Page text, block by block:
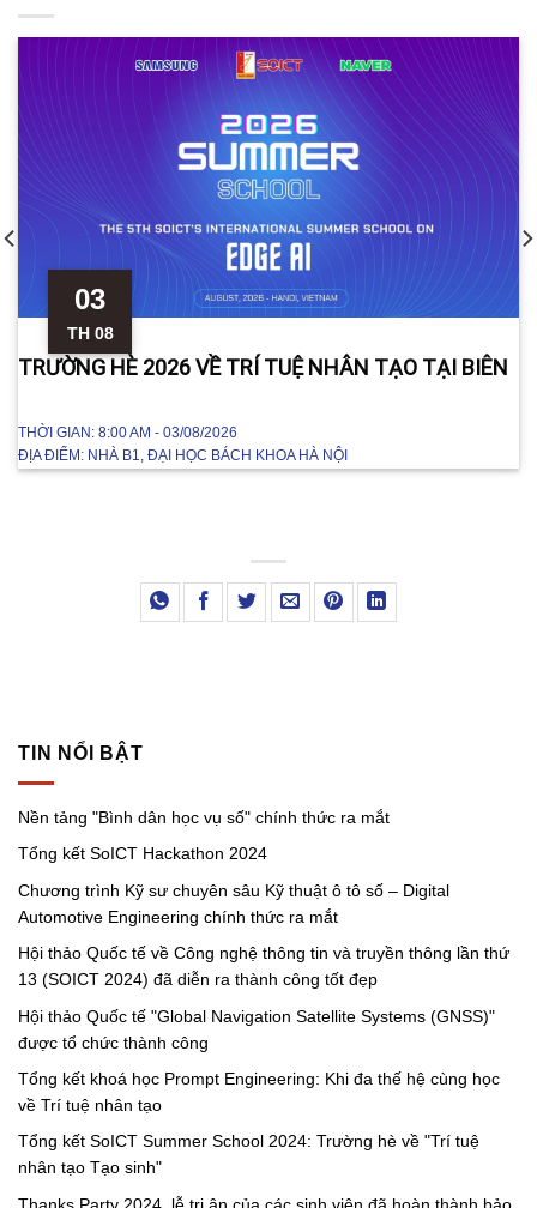
03
TH 08
TRƯỜNG HÈ 2026 VỀ TRÍ TUỆ NHÂN TẠO TẠI BIÊN
THỜI GIAN: 8:00 AM - 03/08/2026
ĐỊA ĐIỂM: NHÀ B1, ĐẠI HỌC BÁCH KHOA HÀ NỘI
TIN NỔI BẬT
Nền tảng "Bình dân học vụ số" chính thức ra mắt
Tổng kết SoICT Hackathon 2024
Chương trình Kỹ sư chuyên sâu Kỹ thuật ô tô số – Digital
Automotive Engineering chính thức ra mắt
Hội thảo Quốc tế về Công nghệ thông tin và truyền thông lần thứ
13 (SOICT 2024) đã diễn ra thành công tốt đẹp
Hội thảo Quốc tế "Global Navigation Satellite Systems (GNSS)"
được tổ chức thành công
Tổng kết khoá học Prompt Engineering: Khi đa thế hệ cùng học
về Trí tuệ nhân tạo
Tổng kết SoICT Summer School 2024: Trường hè về "Trí tuệ
nhân tạo Tạo sinh"
Thanks Party 2024, lễ tri ân của các sinh viên đã hoàn thành bảo